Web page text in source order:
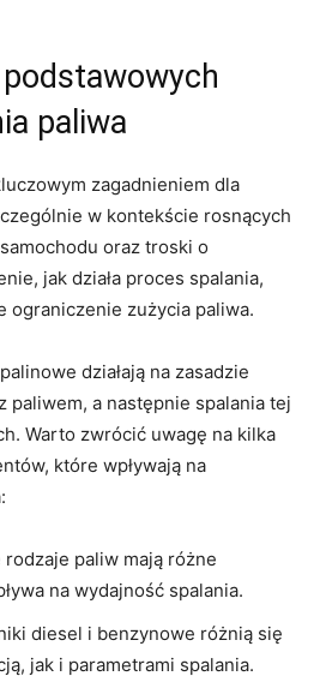
paliwa
zagadnieniem dla
w kontekście rosnących
oraz troski‌ o
jak działa proces spalania,
‌ograniczenie zużycia paliwa.
działają na ⁤zasadzie
‌paliwem, ‍a następnie spalania tej⁢
Warto ⁤zwrócić uwagę na kilka
‍które wpływają ⁤na⁤
rodzaje paliw mają⁤ różne
‍na wydajność spalania.
diesel ⁣i benzynowe ⁤różnią się
jak i parametrami spalania.